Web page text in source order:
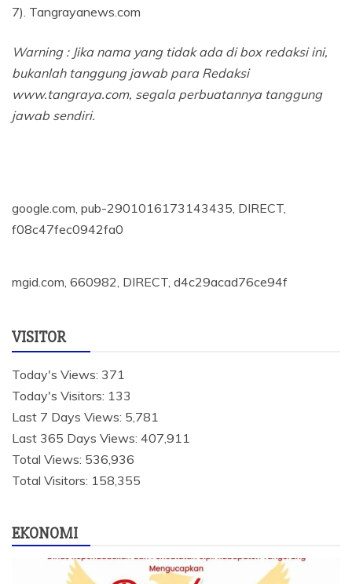
7). Tangrayanews.com
Warning : Jika nama yang tidak ada di box redaksi ini,
bukanlah tanggung jawab para Redaksi
www.tangraya.com, segala perbuatannya tanggung
jawab sendiri.
google.com, pub-2901016173143435, DIRECT,
f08c47fec0942fa0
mgid.com, 660982, DIRECT, d4c29acad76ce94f
VISITOR
Today's Views: 371
Today's Visitors: 133
Last 7 Days Views: 5,781
Last 365 Days Views: 407,911
Total Views: 536,936
Total Visitors: 158,355
EKONOMI